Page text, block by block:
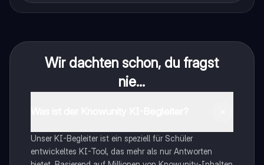
Wir dachten schon, du fragst
nie...
Unser KI-Begleiter ist ein speziell für Schüler
entwickeltes KI-Tool, das mehr als nur Antworten